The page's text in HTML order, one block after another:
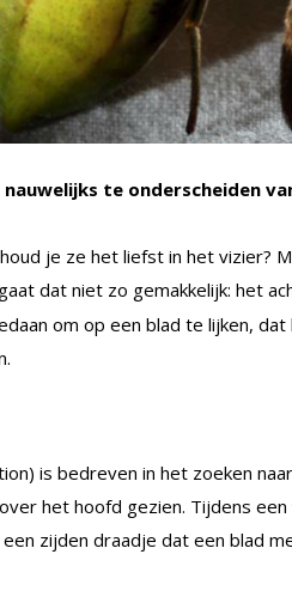
te onderscheiden
je ze het liefst in het vizier?
dat niet zo gemakkelijk: het
om op een blad te lijken,
is bedreven in het zoeken
het hoofd gezien. Tijdens een
zijden draadje dat een blad